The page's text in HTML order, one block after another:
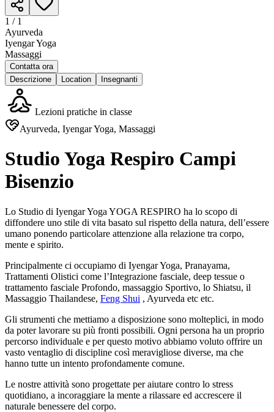
1 / 1
Ayurveda
Iyengar Yoga
Massaggi
Contatta ora
Descrizione
Location Insegnanti
Lezioni pratiche in classe
Ayurveda, Iyengar Yoga, Massaggi
Studio Yoga Respiro Campi
Bisenzio
Lo Studio di Iyengar Yoga YOGA RESPIRO ha lo scopo di
diffondere uno stile di vita basato sul rispetto della natura, dell’essere
umano ponendo particolare attenzione alla relazione tra corpo,
mente e spirito.
Principalmente ci occupiamo di Iyengar Yoga, Pranayama,
Trattamenti Olistici come l’Integrazione fasciale, deep tessue o
trattamento fasciale Profondo, massaggio Sportivo, lo Shiatsu, il
Massaggio Thailandese, Feng Shui , Ayurveda etc etc.
Gli strumenti che mettiamo a disposizione sono molteplici, in modo
da poter lavorare su più fronti possibili. Ogni persona ha un proprio
percorso individuale e per questo motivo abbiamo voluto offrire un
vasto ventaglio di discipline così meravigliose diverse, ma che
hanno tutte un intento profondamente comune.
Le nostre attività sono progettate per aiutare contro lo stress
quotidiano, a incoraggiare la mente a rilassare ed accrescere il
naturale benessere del corpo.